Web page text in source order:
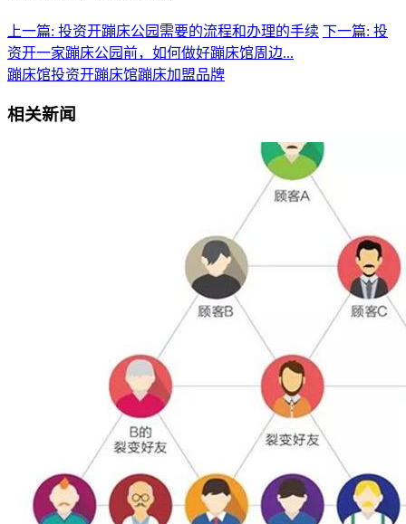
上一篇: 投资开蹦床公园需要的流程和办理的手续 下一篇: 投
资开一家蹦床公园前，如何做好蹦床馆周边...
蹦床馆投资开蹦床馆蹦床加盟品牌
相关新闻